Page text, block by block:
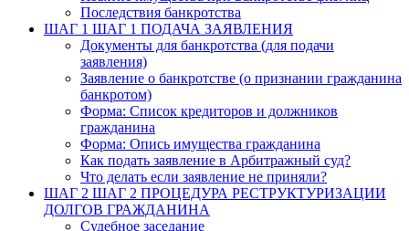
Последствия банкротства
ШАГ 1 ШАГ 1 ПОДАЧА ЗАЯВЛЕНИЯ
Документы для банкротства (для подачи
заявления)
Заявление о банкротстве (о признании гражданина
банкротом)
Форма: Список кредиторов и должников
гражданина
Форма: Опись имущества гражданина
Как подать заявление в Арбитражный суд?
Что делать если заявление не приняли?
ШАГ 2 ШАГ 2 ПРОЦЕДУРА РЕСТРУКТУРИЗАЦИИ
ДОЛГОВ ГРАЖДАНИНА
Судебное заседание